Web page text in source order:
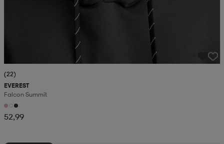
(22)
EVEREST
Falcon Summit
52,99